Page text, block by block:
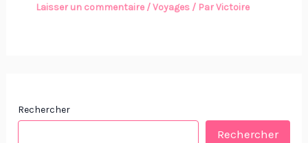
Laisser un commentaire /Voyages/ ParVictoire
Rechercher
Rechercher